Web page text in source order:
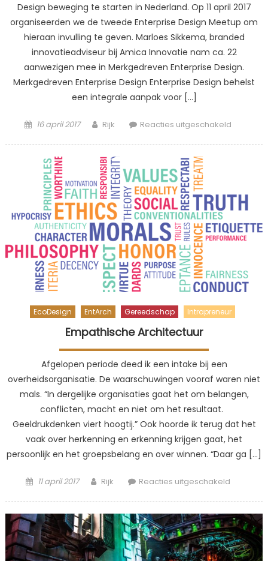
Design beweging te starten in Nederland. Op 11 april 2017
organiseerden we de tweede Enterprise Design Meetup om
hieraan invulling te geven. Marloes Sikkema, branded
innovatieadviseur bij Amica Innovatie nam ca. 22
aanwezigen mee in Merkgedreven Enterprise Design.
Merkgedreven Enterprise Design Enterprise Design behelst
een integrale aanpak voor […]
Posted
16 april 2017 Author
Rijk Reacties uitgeschakeld
op
EcoDesign EntArch Gereedschap Intrapreneur
Empathische Architectuur
Afgelopen periode deed ik een intake bij een
overheidsorganisatie. De waarschuwingen vooraf waren niet
mals. “In dergelijke organisaties gaat het om belangen,
conflicten, macht en niet om het resultaat.
Geeldrukdenken viert hoogtij.” Ook hoorde ik terug dat het
vaak over herkenning en erkenning krijgen gaat, het
persoonlijk en het groepsbelang en over winnen. “Daar ga […]
Posted
11 april 2017 Author
Rijk Reacties uitgeschakeld